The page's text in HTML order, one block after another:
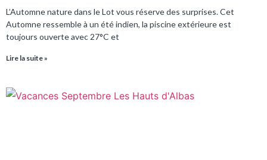
L’Automne nature dans le Lot vous réserve des surprises. Cet
Automne ressemble à un été indien, la piscine extérieure est
toujours ouverte avec 27°C et
Lire la suite »